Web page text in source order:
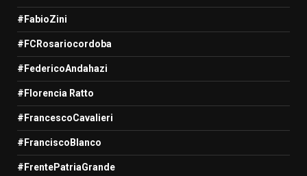
#FabioZini
#FCRosariocordoba
#FedericoAndahazi
#Florencia Ratto
#FrancescoCavalieri
#FranciscoBlanco
#FrentePatriaGrande